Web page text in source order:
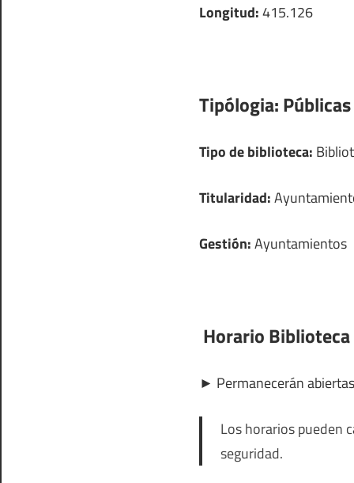
Longitud:415.126
Tipólogia:Públicas
Tipo de biblioteca:
Titularidad:
Gestión:Ayuntamientos
Horario
► Permanecerán abiertas
Los horarios pueden
seguridad.